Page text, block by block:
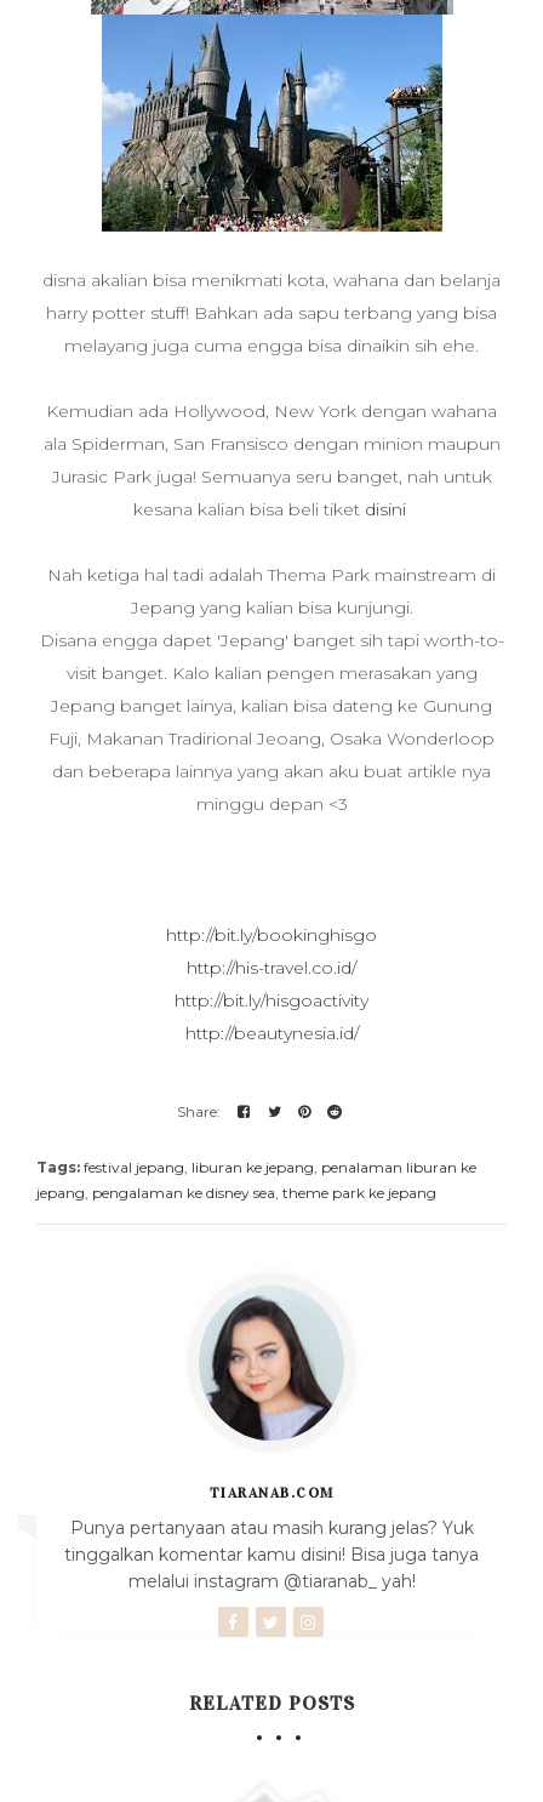
disna akalian bisa menikmati kota, wahana dan belanja
harry potter stuff! Bahkan ada sapu terbang yang bisa
melayang juga cuma engga bisa dinaikin sih ehe.
Kemudian ada Hollywood, New York dengan wahana
ala Spiderman, San Fransisco dengan minion maupun
Jurasic Park juga! Semuanya seru banget, nah untuk
kesana kalian bisa beli tiket disini
Nah ketiga hal tadi adalah Thema Park mainstream di
Jepang yang kalian bisa kunjungi.
Disana engga dapet 'Jepang' banget sih tapi worth-to-
visit banget. Kalo kalian pengen merasakan yang
Jepang banget lainya, kalian bisa dateng ke Gunung
Fuji, Makanan Tradirional Jeoang, Osaka Wonderloop
dan beberapa lainnya yang akan aku buat artikle nya
minggu depan <3
http://bit.ly/bookinghisgo
http://his-travel.co.id/
http://bit.ly/hisgoactivity
http://beautynesia.id/
Tags: festival jepang, liburan ke jepang, penalaman liburan ke
jepang, pengalaman ke disney sea, theme park ke jepang
TIARANAB.COM
Punya pertanyaan atau masih kurang jelas? Yuk
tinggalkan komentar kamu disini! Bisa juga tanya
melalui instagram @tiaranab_ yah!
RELATED POSTS